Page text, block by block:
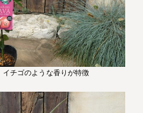
チゴのような香りが特徴